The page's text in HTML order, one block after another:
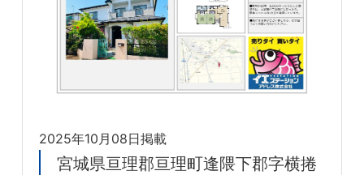
2025年10月08日掲載
宮城県亘理郡亘理町逢隈下郡字横捲